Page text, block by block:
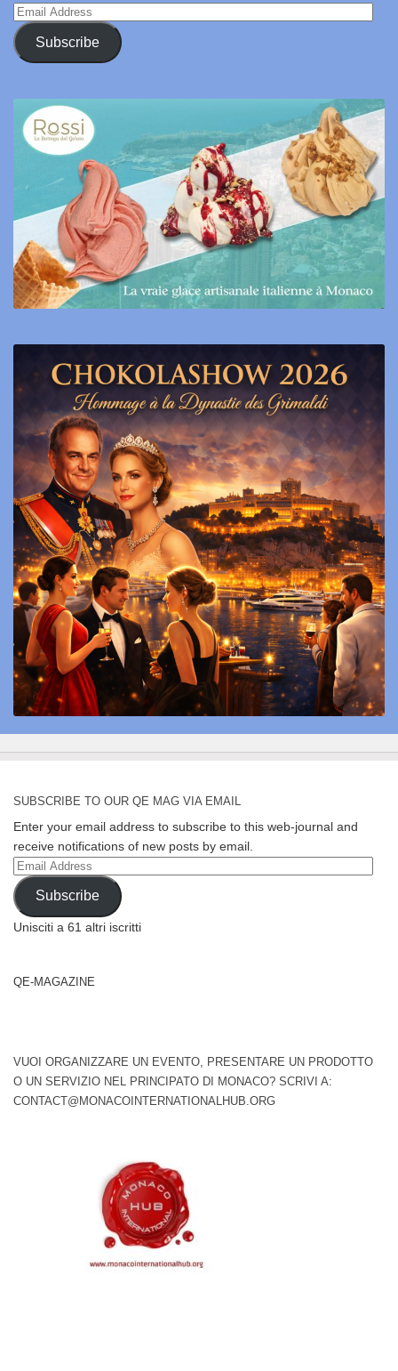
Email
Address
Subscribe
SUBSCRIBE TO OUR QE MAG VIA EMAIL
Enter your email address to subscribe to this web-journal and
receive notifications of new posts by email.
Email
Address
Subscribe
Unisciti a 61 altri iscritti
QE-MAGAZINE
VUOI ORGANIZZARE UN EVENTO, PRESENTARE UN PRODOTTO
O UN SERVIZIO NEL PRINCIPATO DI MONACO? SCRIVI A:
CONTACT@MONACOINTERNATIONALHUB.ORG